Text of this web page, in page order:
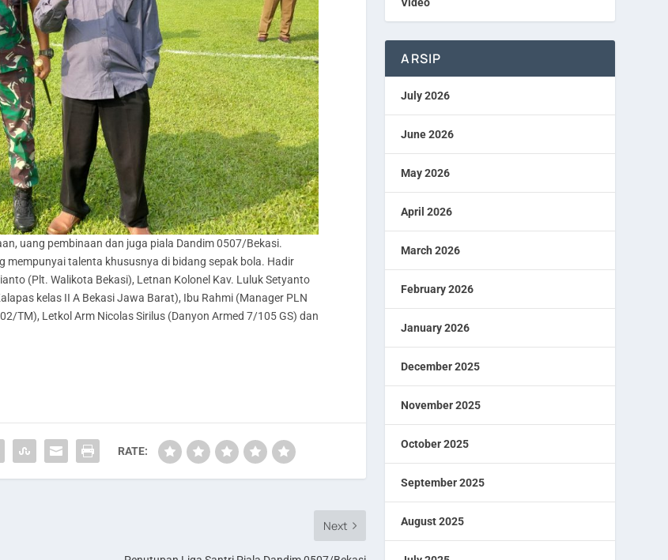
uang pembinaan dan juga piala Dandim 0507/Bekasi.
talenta khususnya di bidang sepak bola. Hadir
(Plt. Walikota Bekasi), Letnan Kolonel Kav. Luluk Setyanto
kelas II A Bekasi Jawa Barat), Ibu Rahmi (Manager PLN
TM), Letkol Arm Nicolas Sirilus (Danyon Armed 7/105 GS) dan
RATE:
Next
ARSIP
July 2026
June 2026
May 2026
April 2026
March 2026
February 2026
January 2026
December 2025
November 2025
October 2025
September 2025
August 2025